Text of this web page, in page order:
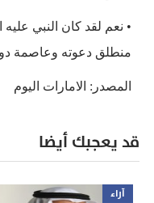
• نعم لقد كان النبي
منطلق دعوته وعاصمة
المصدر: الامارات اليوم
قد يعجبك أيضا
آراء